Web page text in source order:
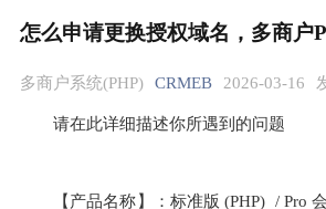
怎么申请更换授权域名，多商户
多商户系统(PHP) CRMEB 2026-03-16
请在此详细描述你所遇到的问题
【产品名称】：标准版 (PHP)  / Pro